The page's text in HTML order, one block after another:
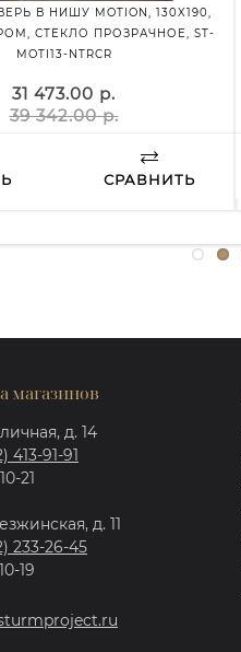
В НИШУ MOTION, 130X190,
СТЕКЛО ПРОЗРАЧНОЕ, ST-
MOTI13-NTRCR
31 473.00 р.
39 342.00 р.
СРАВНИТЬ
магазинов
д. 14
413-91-91
21
д. 11
233-26-45
19